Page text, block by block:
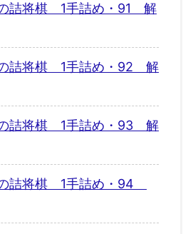
詰将棋 1手詰め・91 解
詰将棋 1手詰め・92 解
詰将棋 1手詰め・93 解
詰将棋 1手詰め・94